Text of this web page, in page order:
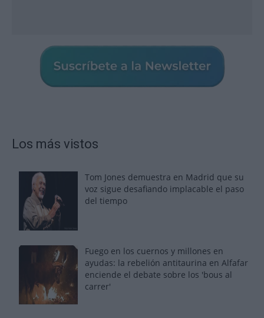
Los más vistos
Tom Jones demuestra en Madrid que su
voz sigue desafiando implacable el paso
del tiempo
Fuego en los cuernos y millones en
ayudas: la rebelión antitaurina en Alfafar
enciende el debate sobre los 'bous al
carrer'